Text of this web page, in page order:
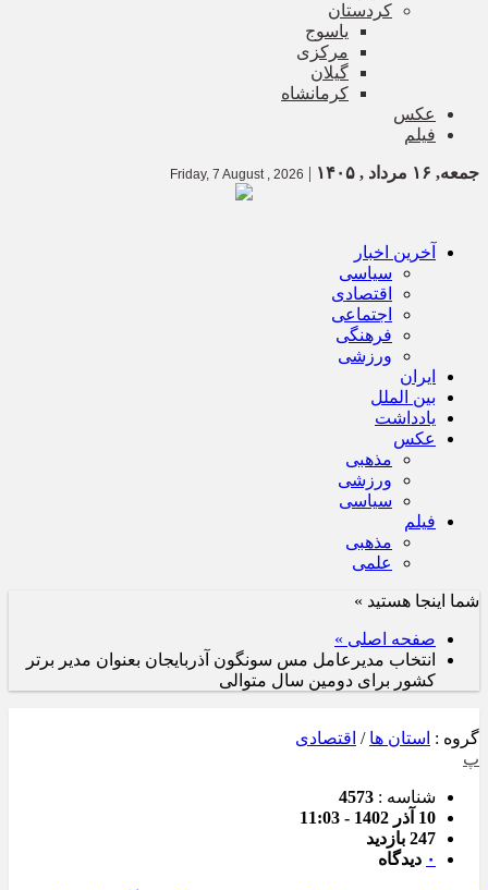
کردستان
یاسوج
مرکزی
گیلان
کرمانشاه
عکس
فیلم
جمعه, ۱۶ مرداد , ۱۴۰۵ |
Friday, 7 August , 2026
آخرین اخبار
سیاسی
اقتصادی
اجتماعی
فرهنگی
ورزشی
ایران
بین الملل
یادداشت
عکس
مذهبی
ورزشی
سیاسی
فیلم
مذهبی
علمی
شما اینجا هستید »
صفحه اصلی »
انتخاب مدیرعامل مس سونگون آذربایجان بعنوان مدیر برتر
کشور برای دومین سال متوالی
گروه : استان ها / اقتصادی
پ
شناسه : 4573
10 آذر 1402 - 11:03
247 بازدید
۰ دیدگاه